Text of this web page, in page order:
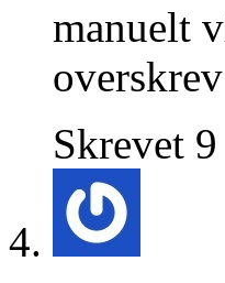
manuelt
Skrevet